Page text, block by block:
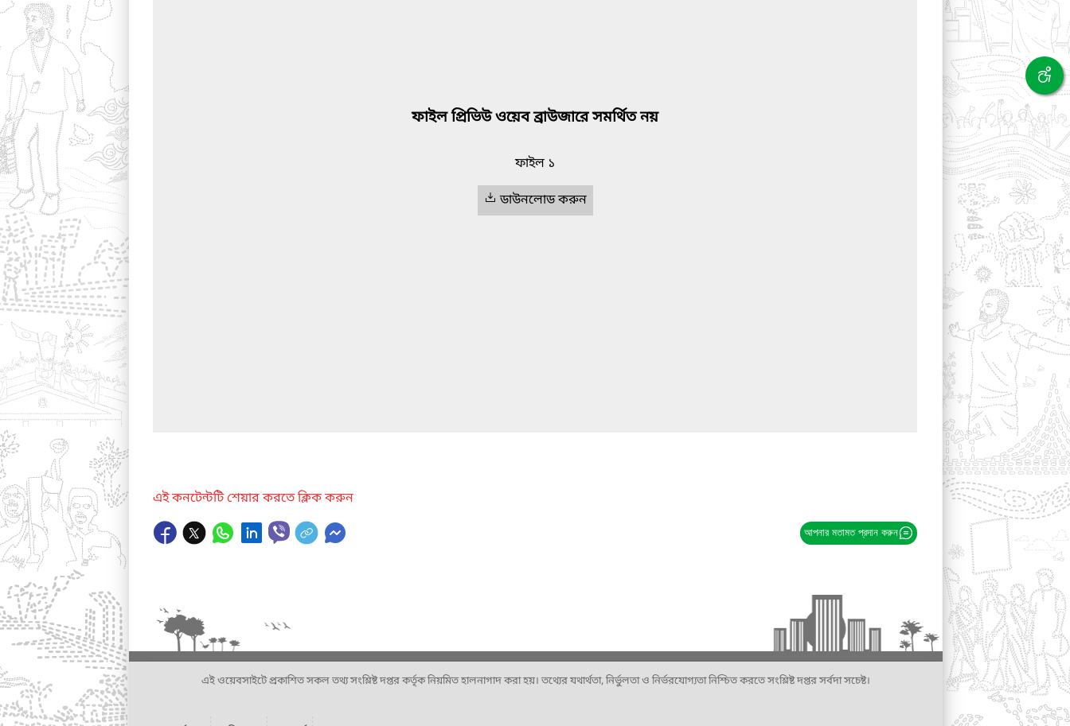
ফাইল প্রিভিউ ওয়েব ব্রাউজারে সমর্থিত নয়
ফাইল ১
ডাউনলোড করুন
এই কনটেন্টটি শেয়ার করতে ক্লিক করুন
আপনার মতামত প্রদান করুন
এই ওয়েবসাইটে প্রকাশিত সকল তথ্য সংশ্লিষ্ট দপ্তর কর্তৃক নিয়মিত হালনাগাদ করা হয়। তথ্যের যথার্থতা, নির্ভুলতা ও নির্ভরযোগ্যতা নিশ্চিত করতে সংশ্লিষ্ট দপ্তর সর্বদা সচেষ্ট।